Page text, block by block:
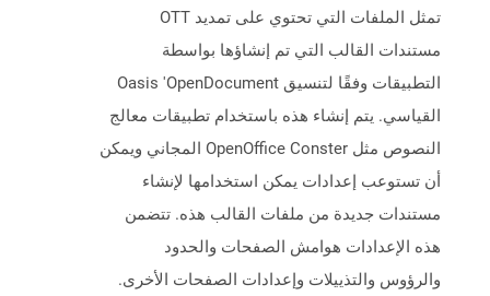
تمثل الملفات التي تحتوي على تمديد OTT
مستندات القالب التي تم إنشاؤها بواسطة
التطبيقات وفقًا لتنسيق Oasis 'OpenDocument
القياسي. يتم إنشاء هذه باستخدام تطبيقات معالج
النصوص مثل OpenOffice Conster المجاني ويمكن
أن تستوعب إعدادات يمكن استخدامها لإنشاء
مستندات جديدة من ملفات القالب هذه. تتضمن
هذه الإعدادات هوامش الصفحات والحدود
والرؤوس والتذييلات وإعدادات الصفحات الأخرى.